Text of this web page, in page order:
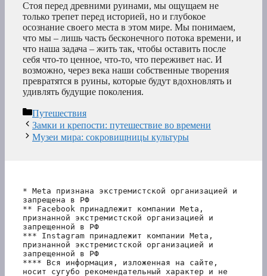
Стоя перед древними руинами, мы ощущаем не
только трепет перед историей, но и глубокое
осознание своего места в этом мире. Мы понимаем,
что мы – лишь часть бесконечного потока времени, и
что наша задача – жить так, чтобы оставить после
себя что-то ценное, что-то, что переживет нас. И
возможно, через века наши собственные творения
превратятся в руины, которые будут вдохновлять и
удивлять будущие поколения.
Рубрики
Путешествия
Замки и крепости: путешествие во времени
Музеи мира: сокровищницы культуры
* Meta признана экстремистской организацией и
запрещена в РФ
** Facebook принадлежит компании Meta,
признанной экстремистской организацией и
запрещенной в РФ
*** Instagram принадлежит компании Meta,
признанной экстремистской организацией и
запрещенной в РФ
**** Вся информация, изложенная на сайте,
носит сугубо рекомендательный характер и не